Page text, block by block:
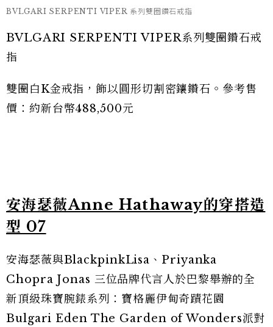
BVLGARI SERPENTI VIPER 系列雙圈鑽石戒指
BVLGARI SERPENTI VIPER系列雙圈鑽石戒
指
雙圈白K金戒指，飾以圓形切割密鑲鑽石。參考售
價：約新台幣488,500元
安海瑟薇Anne Hathaway的穿搭造
型 07
安海瑟薇與BlackpinkLisa、Priyanka
Chopra Jonas 三位品牌代言人於巴黎舉辦的全
新頂級珠寶腕錶系列：寶格麗伊甸奇蹟花園
Bulgari Eden The Garden of Wonders派對